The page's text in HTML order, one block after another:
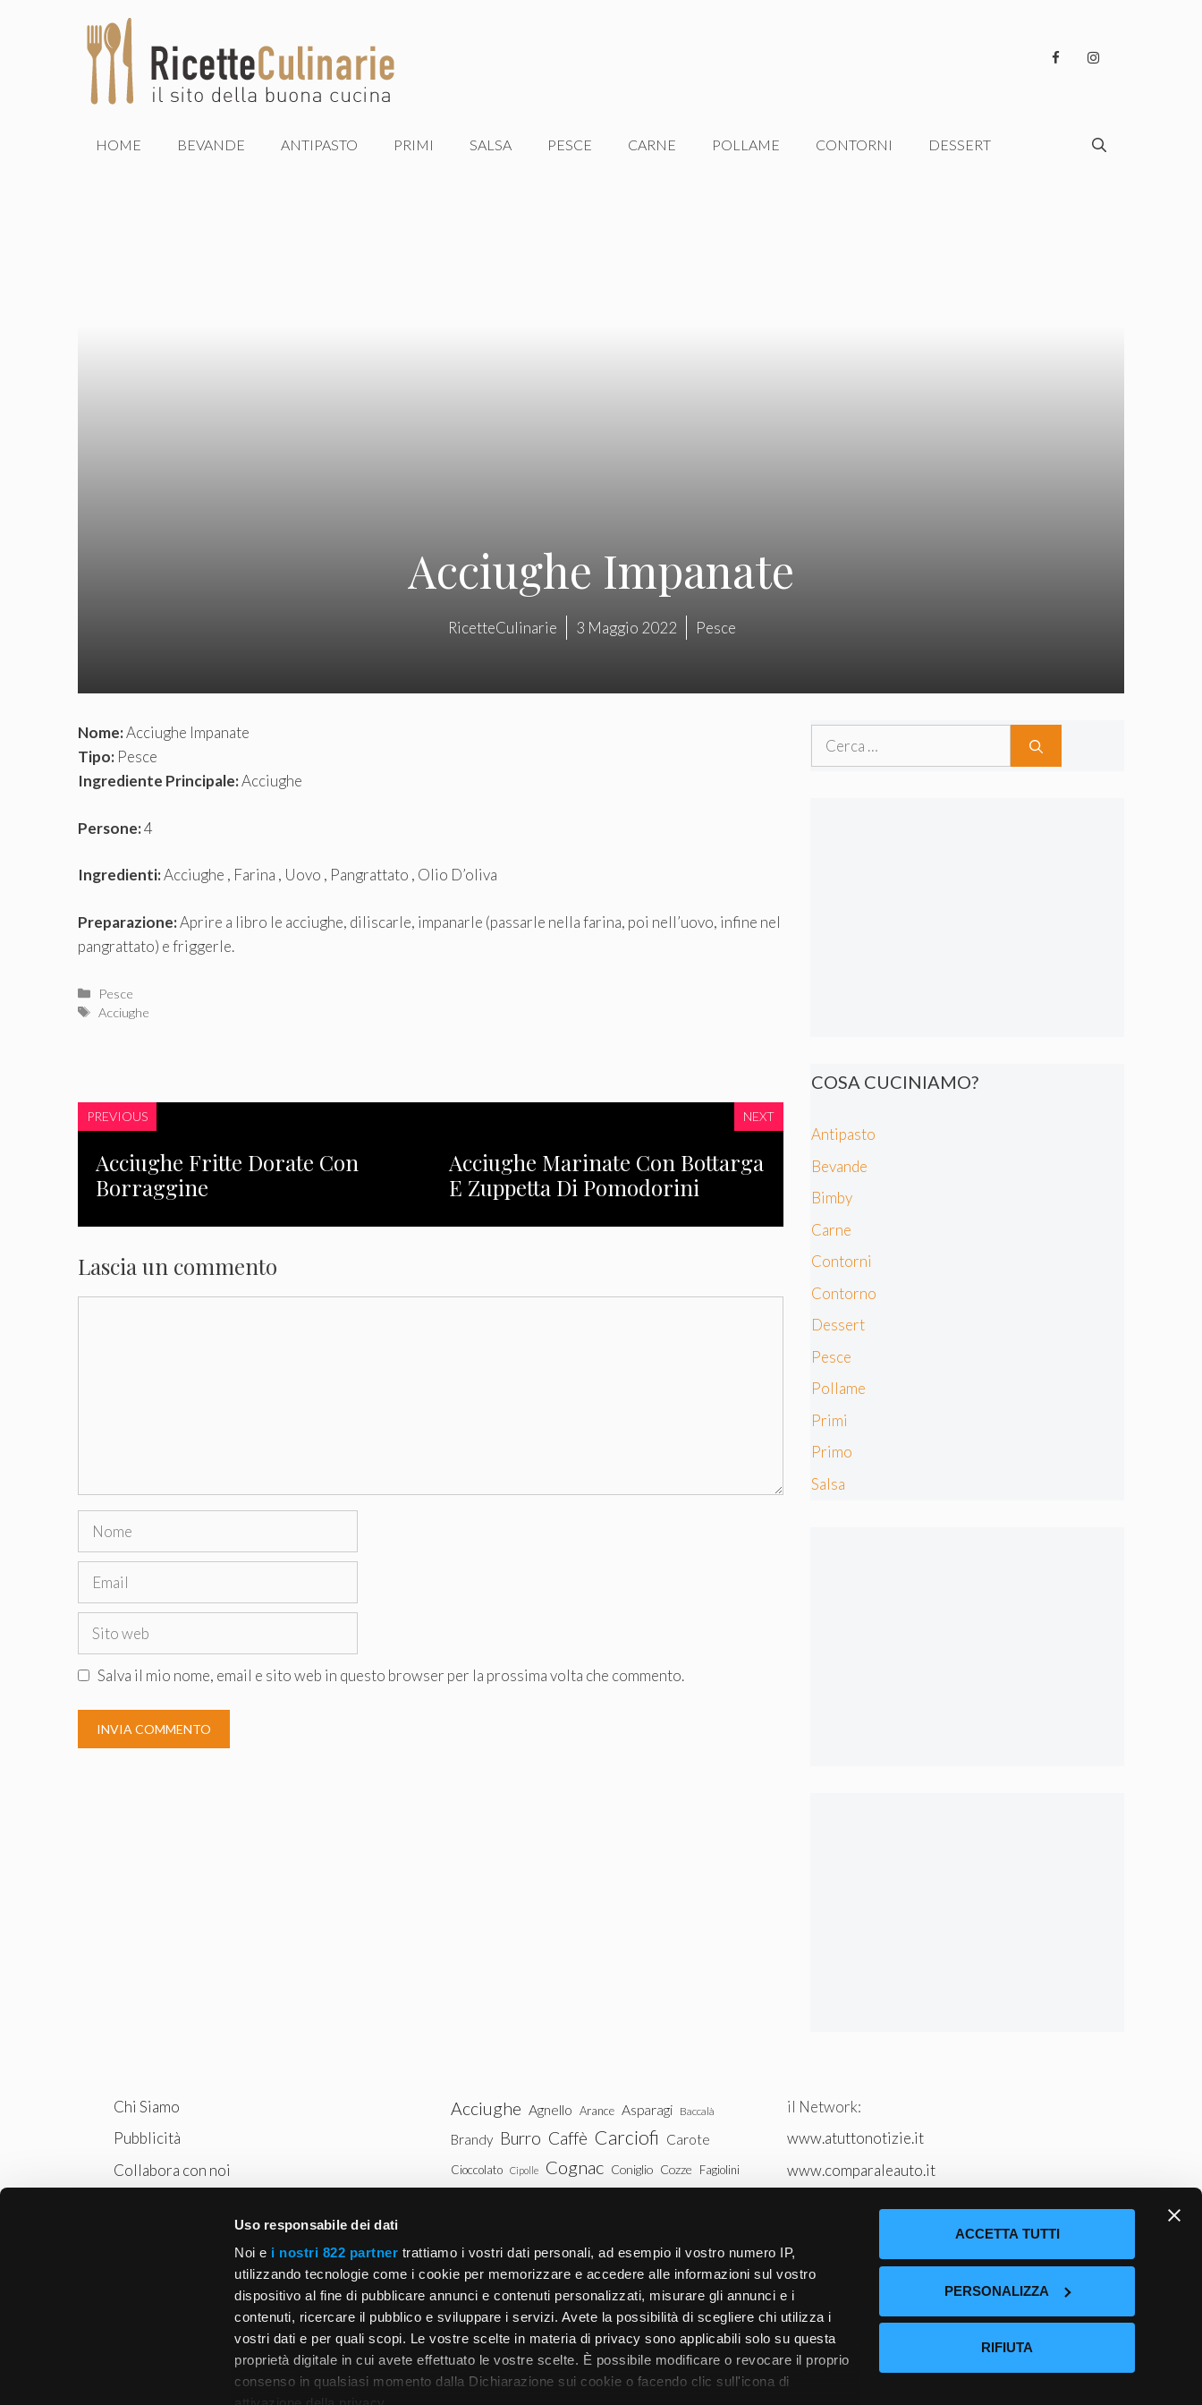
Uso responsabile dei dati
Noi e i nostri 822 partner trattiamo i vostri dati personali, ad esempio il vostro numero IP,
utilizzando tecnologie come i cookie per memorizzare e accedere alle informazioni sul vostro
dispositivo al fine di pubblicare annunci e contenuti personalizzati, misurare gli annunci e i
contenuti, ricercare il pubblico e sviluppare i servizi. Avete la possibilità di scegliere chi utilizza i
vostri dati e per quali scopi. Le vostre scelte in materia di privacy sono applicabili solo su questa
proprietà digitale in cui avete effettuato le vostre scelte. È possibile modificare o revocare il proprio
consenso in qualsiasi momento dalla Dichiarazione sui cookie o facendo clic sull'icona di
ACCETTA TUTTI
PERSONALIZZA
RIFIUTA
HOME BEVANDE ANTIPASTO PRIMI SALSA PESCE CARNE POLLAME CONTORNI DESSERT
Acciughe Impanate
RicetteCulinarie 3 Maggio 2022 Pesce
Nome:Acciughe Impanate
Tipo: Pesce
Ingrediente Principale:Acciughe
Persone:4
Ingredienti:Acciughe , Farina , Uovo , Pangrattato , Olio D’oliva
Preparazione:Aprire a libro le acciughe, diliscarle, impanarle (passarle nella farina, poi nell’uovo, infine nel
pangrattato) e friggerle.
Categorie
Pesce
Tag
Acciughe
PREVIOUS
Acciughe Fritte Dorate Con
Borraggine
NEXT
Acciughe Marinate Con Bottarga
E Zuppetta Di Pomodorini
Lascia un commento
Nome
Email
Sito
Salva il mio nome, email e sito web in questo browser per la prossima volta che commento.
Ricerca
COSA CUCINIAMO?
Antipasto
Bevande
Bimby
Carne
Contorni
Contorno
Dessert
Pesce
Pollame
Primi
Primo
Salsa
Chi Siamo
Pubblicità
Collabora con noi
Acciughe Agnello Arance Asparagi Baccalà
Brandy Burro Caffè Carciofi Carote
Cioccolato Cipolle Cognac Coniglio Cozze Fagiolini
Patate Peperoni Piselli Pollo
Pomodori Ricotta Rum
Spinaci Tacchino Tonno Uova Vitello
Vodka Whisky Zucca Zucchine
il Network:
www.atuttonotizie.it
www.comparaleauto.it